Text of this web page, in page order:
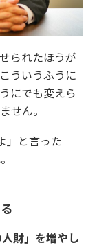
られたほうが
ういうふうに
にでも変えら
せん。
」と言った
財」を増やし